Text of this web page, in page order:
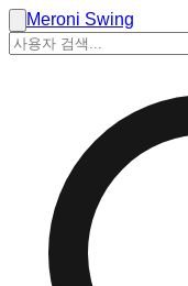
Meroni Swing